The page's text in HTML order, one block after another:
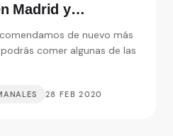
Madrid y
de nuevo más
comer algunas de las
28 FEB 2020